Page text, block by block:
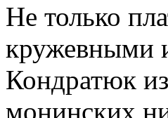
Не только
кружевными
Кондратюк
монинских